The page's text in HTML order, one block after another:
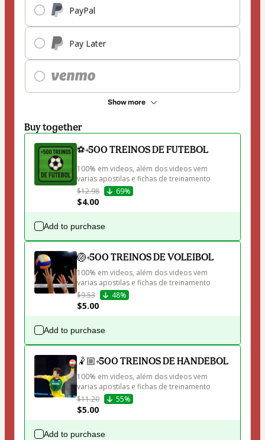
PayPal
Pay Later
Show more
Buy together
⚽+500 TREINOS DE FUTEBOL
100% em videos, além dos videos vem
varias apostilas e fichas de treinamento
$12.98
69%
$4.00
Add to purchase
🏐+500 TREINOS DE VOLEIBOL
100% em videos, além dos videos vem
varias apostilas e fichas de treinamento
$9.53
48%
$5.00
Add to purchase
🤾🏼+500 TREINOS DE HANDEBOL
100% em videos, além dos videos vem
varias apostilas e fichas de treinamento
$11.20
55%
$5.00
Add to purchase